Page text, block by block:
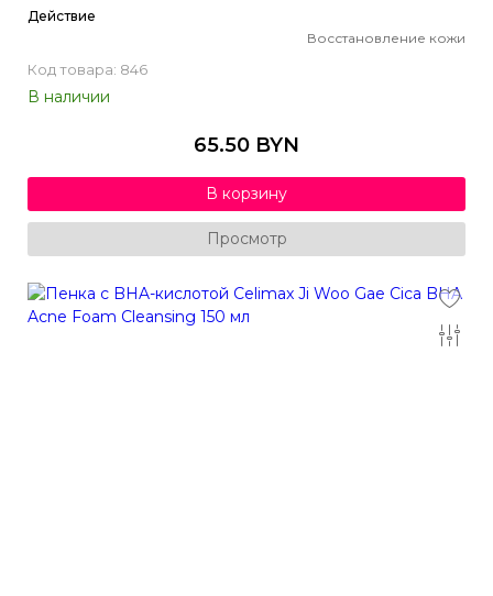
Действие
Восстановление кожи
Код товара: 846
В наличии
65.50 BYN
В корзину
Просмотр